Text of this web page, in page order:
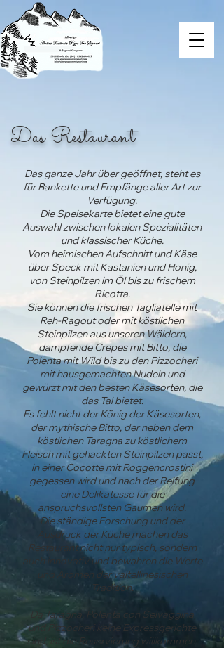
Das Restaurant
Das ganze Jahr über geöffnet, steht es
für Bankette und Empfänge aller Art zur
Verfügung.
Die Speisekarte bietet eine gute
Auswahl zwischen lokalen Spezialitäten
und klassischer Küche.
Vom heimischen Aufschnitt und Käse
über Speck mit Kastanien und Honig,
von Steinpilzen im Öl bis zu frischem
Ricotta.
Sie können die frischen Tagliatelle mit
Reh-Ragout oder mit köstlichen
Steinpilzen aus unseren Wäldern,
dampfende Crepes mit Bitto, die
Polenta mit Wild bis zu den Pizzocheri
mit hausgemachten Nudeln und
gewürzt mit den besten Käsesorten, die
das Tal bietet.
Es fehlt nicht der König der Käsesorten,
der mythische Bitto, der neben dem
köstlichen Taragna zu köstlichem
Fleisch mit gehackten Steinpilzen passt,
in einer Cocotte mit Roggencrostini
gegessen wird und nach der Reifung
eine Delikatesse für die
anspruchsvollsten Gaumen wird.
Die ständige Forschung und der
Ausdruck der Küche machen das
Restaurant nicht nur typisch, sondern
auch innovativ und bewahren die Werte
und Aromen der valtellinesischen
Tradition.
Da Taragna, Polenta con Selvaggina
und Pizzocheri keine Expressgerichte
sind, ist die Reservierung willkommen.